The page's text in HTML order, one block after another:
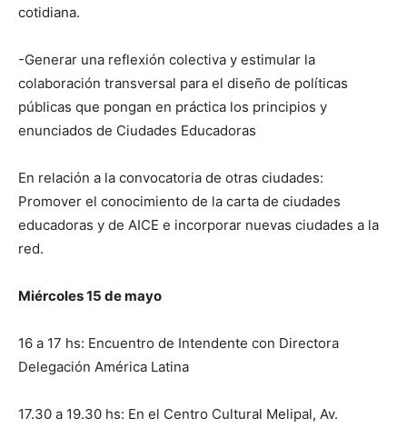
cotidiana.
-Generar una reflexión colectiva y estimular la
colaboración transversal para el diseño de políticas
públicas que pongan en práctica los principios y
enunciados de Ciudades Educadoras
En relación a la convocatoria de otras ciudades:
Promover el conocimiento de la carta de ciudades
educadoras y de AICE e incorporar nuevas ciudades a la
red.
Miércoles 15 de mayo
16 a 17 hs: Encuentro de Intendente con Directora
Delegación América Latina
17.30 a 19.30 hs: En el Centro Cultural Melipal, Av.